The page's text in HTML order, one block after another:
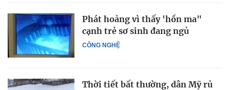
CÔNG NGHỆ
Phát hoảng vì thấy 'hồn ma"
cạnh trẻ sơ sinh đang ngủ
Thời tiết bất thường, dân Mỹ rủ